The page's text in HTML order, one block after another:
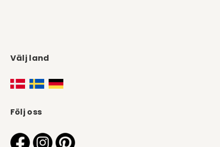
Välj land
Följ oss